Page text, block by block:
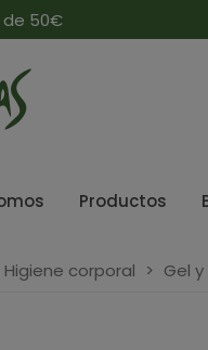
de 50€
Productos
Higiene corporal > Gel